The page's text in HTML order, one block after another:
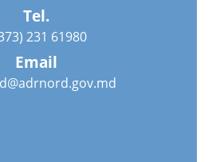
Tel.
231 61980
Email